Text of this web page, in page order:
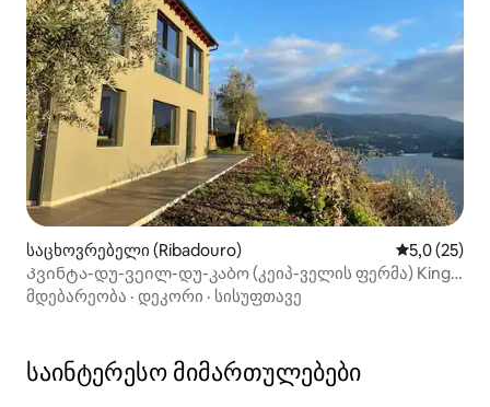
საცხოვრებელი (Ribadouro) საშუალო
5,0 (25)
Კვინტა-დუ-ვეილ-დუ-კაბო (კეიპ-ველის ფერმა) King
Deluxe Studio
მდებარეობა · დეკორი · სისუფთავე
საინტერესო მიმართულებები